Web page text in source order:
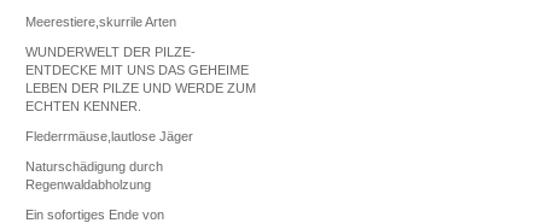
Meerestiere,skurrile Arten
WUNDERWELT DER PILZE-
ENTDECKE MIT UNS DAS GEHEIME
LEBEN DER PILZE UND WERDE ZUM
ECHTEN KENNER.
Flederrmäuse,lautlose Jäger
Naturschädigung durch
Regenwaldabholzung
Ein sofortiges Ende von